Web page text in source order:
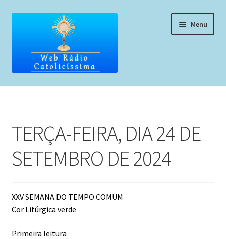
conteúdo
Menu
Home
Liturgia Diária
Horários de missas
Pedidos de oração, testemunho ou música
TERÇA-FEIRA, DIA 24 DE
SETEMBRO DE 2024
XXV SEMANA DO TEMPO COMUM
Cor Litúrgica verde
Primeira leitura